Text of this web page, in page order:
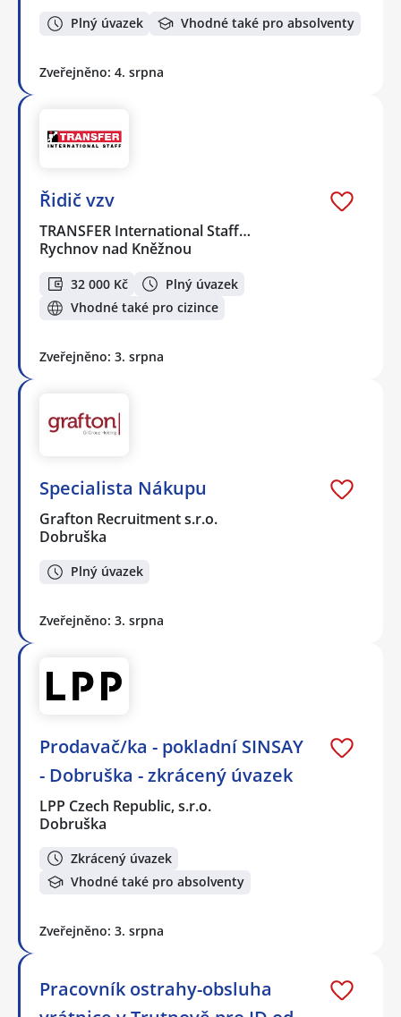
Plný úvazek Vhodné také pro absolventy
Zveřejněno: 4. srpna
Řidič vzv
TRANSFER International Staff…
Rychnov nad Kněžnou
32 000 Kč
Plný úvazek
Vhodné také pro cizince
Zveřejněno: 3. srpna
Specialista Nákupu
Grafton Recruitment s.r.o.
Dobruška
Plný úvazek
Zveřejněno: 3. srpna
Prodavač/ka - pokladní SINSAY
- Dobruška - zkrácený úvazek
LPP Czech Republic, s.r.o.
Dobruška
Zkrácený úvazek
Vhodné také pro absolventy
Zveřejněno: 3. srpna
Pracovník ostrahy-obsluha